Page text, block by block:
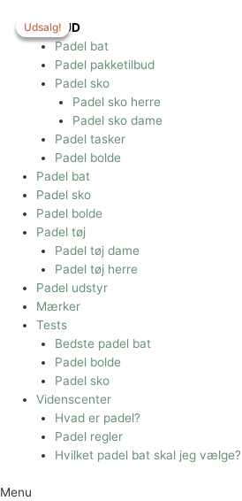
indholdet
TILBUD
Padel bat
Padel pakketilbud
Padel sko
Padel sko herre
Padel sko dame
Padel tasker
Padel bolde
Padel bat
Padel sko
Padel bolde
Padel tøj
Padel tøj dame
Padel tøj herre
Padel udstyr
Mærker
Tests
Bedste padel bat
Padel bolde
Padel sko
Videnscenter
Hvad er padel?
Padel regler
Hvilket padel bat skal jeg vælge?
Menu
Udsalg!
Udsalg!
Udsalg!